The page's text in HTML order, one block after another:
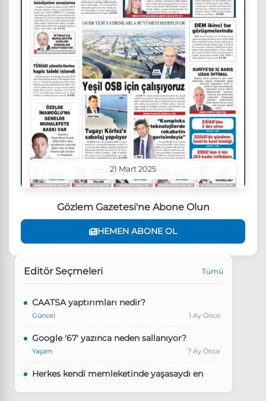
21 Mart 2025
Gözlem Gazetesi'ne Abone Olun
HEMEN ABONE OL
Editör Seçmeleri Tümü
CAATSA yaptırımları nedir?
Güncel 1 Ay Önce
Google '67' yazınca neden sallanıyor?
Yaşam 7 Ay Önce
Herkes kendi memleketinde yaşasaydı en